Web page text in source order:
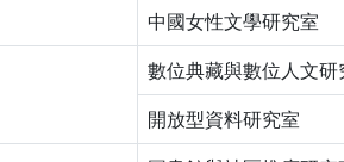
中國女性文學研究室
數位典藏與數位人文研
開放型資料研究室